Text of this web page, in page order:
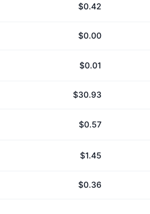
$0.42
$0.00
$0.01
$30.93
$0.57
$1.45
$0.36